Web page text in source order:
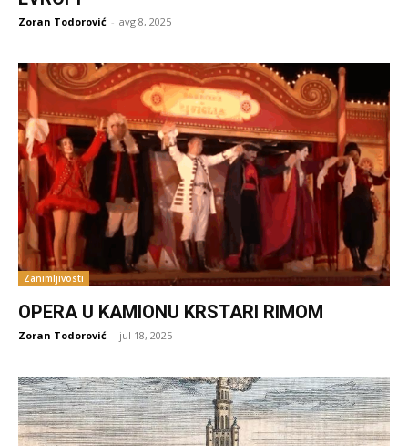
Zoran Todorović - avg 8, 2025
Zanimljivosti
OPERA U KAMIONU KRSTARI RIMOM
Zoran Todorović - jul 18, 2025